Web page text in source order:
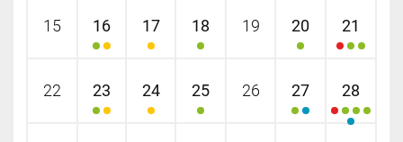
15 16 17 18 19 20 21
22 23 24 25 26 27 28